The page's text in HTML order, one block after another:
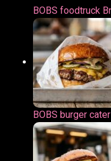
BOBS foodtruck
BOBS burger